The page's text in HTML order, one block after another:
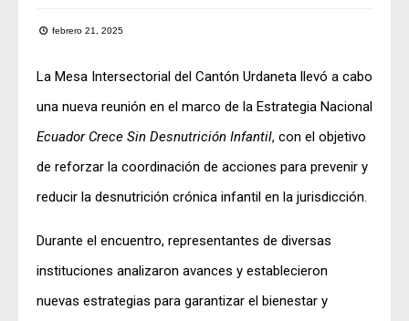
febrero 21, 2025
La Mesa Intersectorial del Cantón Urdaneta llevó a cabo
una nueva reunión en el marco de la Estrategia Nacional
Ecuador Crece Sin Desnutrición Infantil, con el objetivo
de reforzar la coordinación de acciones para prevenir y
reducir la desnutrición crónica infantil en la jurisdicción.
Durante el encuentro, representantes de diversas
instituciones analizaron avances y establecieron
nuevas estrategias para garantizar el bienestar y